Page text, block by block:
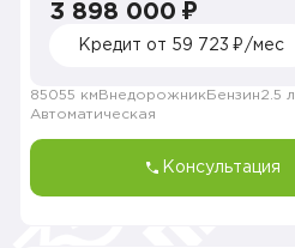
3 898 000 ₽
Кредит от 59 723 ₽/мес
85055 км Внедорожник Бензин2.5 л.
Автоматическая
Консультация